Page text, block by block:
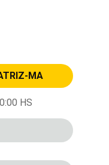
MA
HS